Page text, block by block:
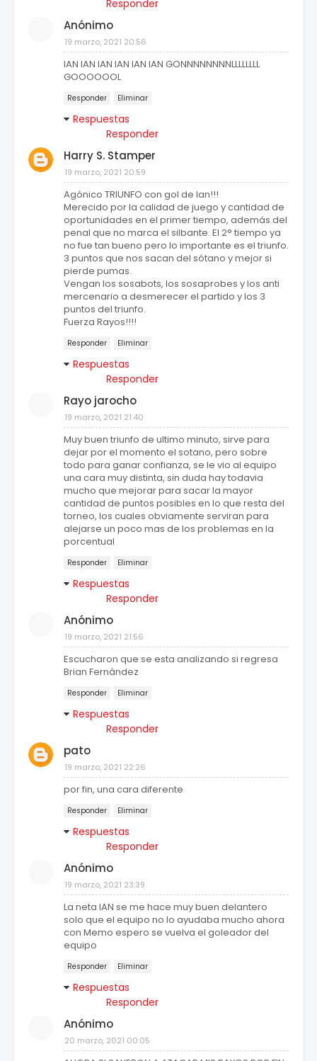
Responder
Anónimo
19 marzo, 2021 20:56
IAN IAN IAN IAN IAN IAN GONNNNNNNNLLLLLLLL
GOOOOOOL
Responder Eliminar
Respuestas
Responder
Harry S. Stamper
19 marzo, 2021 20:59
Agónico TRIUNFO con gol de Ian!!!
Merecido por la calidad de juego y cantidad de
oportunidades en el primer tiempo, además del
penal que no marca el silbante. El 2° tiempo ya
no fue tan bueno pero lo importante es el triunfo.
3 puntos que nos sacan del sótano y mejor si
pierde pumas.
Vengan los sosabots, los sosaprobes y los anti
mercenario a desmerecer el partido y los 3
puntos del triunfo.
Fuerza Rayos!!!!
Responder Eliminar
Respuestas
Responder
Rayo jarocho
19 marzo, 2021 21:40
Muy buen triunfo de ultimo minuto, sirve para
dejar por el momento el sotano, pero sobre
todo para ganar confianza, se le vio al equipo
una cara muy distinta, sin duda hay todavia
mucho que mejorar para sacar la mayor
cantidad de puntos posibles en lo que resta del
torneo, los cuales obviamente serviran para
alejarse un poco mas de los problemas en la
porcentual
Responder Eliminar
Respuestas
Responder
Anónimo
19 marzo, 2021 21:56
Escucharon que se esta analizando si regresa
Brian Fernández
Responder Eliminar
Respuestas
Responder
pato
19 marzo, 2021 22:26
por fin, una cara diferente
Responder Eliminar
Respuestas
Responder
Anónimo
19 marzo, 2021 23:39
La neta IAN se me hace muy buen delantero
solo que el equipo no lo ayudaba mucho ahora
con Memo espero se vuelva el goleador del
equipo
Responder Eliminar
Respuestas
Responder
Anónimo
20 marzo, 2021 00:05